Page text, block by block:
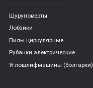
Шуруповерты
Лобзики
Пилы циркулярные
Рубанки электрические
Углошлифмашины (болгарки)